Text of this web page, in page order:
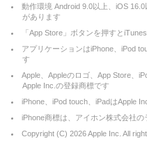
動作環境 Android 9.0以上、iOS
があります
「App Store」ボタンを押すと
アプリケーションはiPhone、iPod
す
Apple、Appleのロゴ、App Store、
Apple Inc.の登録商標です
iPhone、iPod touch、iPadはApple
iPhone商標は、アイホン株式会社
Copyright (C) 2026Apple Inc. All